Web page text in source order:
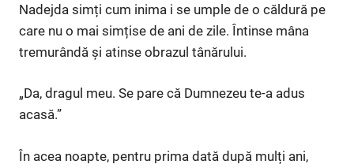
Nadejda simți cum inima i se umple de o căldură pe
care nu o mai simțise de ani de zile. Întinse mâna
tremurândă și atinse obrazul tânărului.
„Da, dragul meu. Se pare că Dumnezeu te-a adus
acasă.”
În acea noapte, pentru prima dată după mulți ani,